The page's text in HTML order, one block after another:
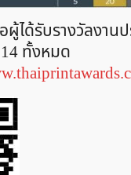
ผู้ได้รับรางวัลงาน
ทั้งหมด